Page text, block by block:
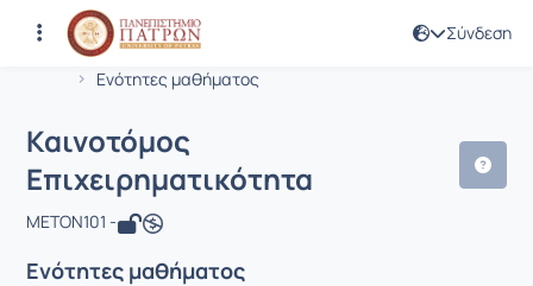
Σύνδεση
Αρχική Σελίδα
Ενότητες μαθήματος
Μάθημα : Καινοτόμος
Κωδικός : METON101
Καινοτόμος
Επιχειρηματικότητα
METON101 -
Ενότητες μαθήματος